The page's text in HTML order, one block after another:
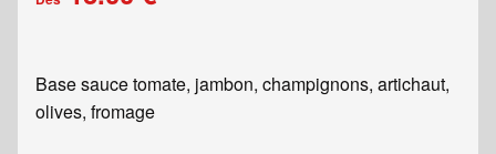
Base sauce tomate, jambon, champignons, artichaut,
olives, fromage